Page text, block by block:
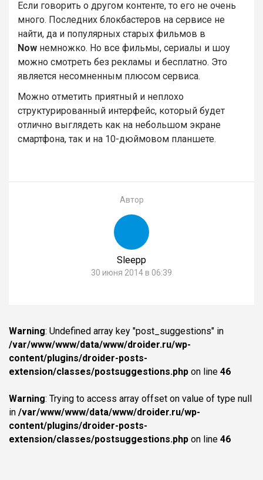
Если говорить о другом контенте, то его не очень
много. Последних блокбастеров на сервисе не
найти, да и популярных старых фильмов в
Now немножко. Но все фильмы, сериалы и шоу
можно смотреть без рекламы и бесплатно. Это
является несомненным плюсом сервиса.
Можно отметить приятный и неплохо
структурированный интерфейс, который будет
отлично выглядеть как на небольшом экране
смартфона, так и на 10-дюймовом планшете.
Автор
Sleepp
30 июня 2014 в 06:39
Warning: Undefined array key "post_suggestions" in
/var/www/www/data/www/droider.ru/wp-
content/plugins/droider-posts-
extension/classes/postsuggestions.php on line 46
Warning: Trying to access array offset on value of type null
in /var/www/www/data/www/droider.ru/wp-
content/plugins/droider-posts-
extension/classes/postsuggestions.php on line 46